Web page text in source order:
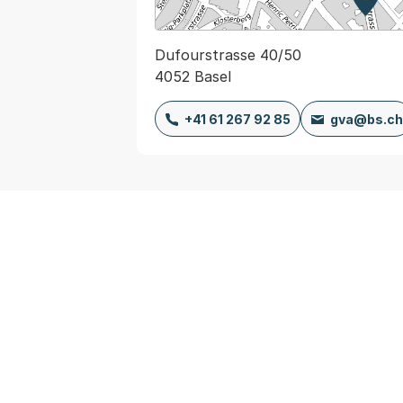
Zur
Dufourstrasse 40/50
4052 Basel
+41 61 267 92 85 gva@bs.ch